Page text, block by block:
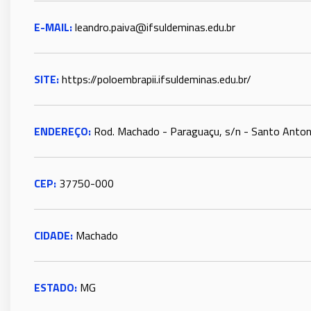
E-MAIL:leandro.paiva@ifsuldeminas.edu.br
SITE:https://poloembrapii.ifsuldeminas.edu.br/
ENDEREÇO: Rod. Machado - Paraguaçu, s/n - Santo
CEP: 37750-000
CIDADE: Machado
ESTADO: MG